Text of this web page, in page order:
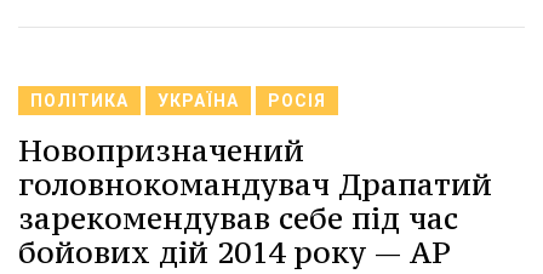
ПОЛІТИКА УКРАЇНА РОСІЯ
Новопризначений
головнокомандувач Драпатий
зарекомендував себе під час
бойових дій 2014 року — AP